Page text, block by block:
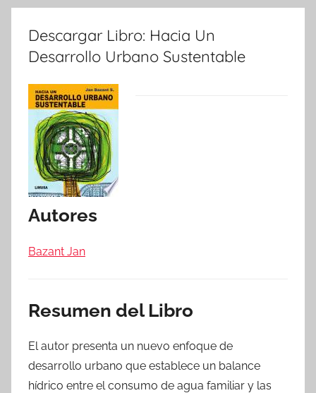
Descargar Libro: Hacia Un
Desarrollo Urbano Sustentable
Autores
Bazant Jan
Resumen del Libro
El autor presenta un nuevo enfoque de
desarrollo urbano que establece un balance
hídrico entre el consumo de agua familiar y las